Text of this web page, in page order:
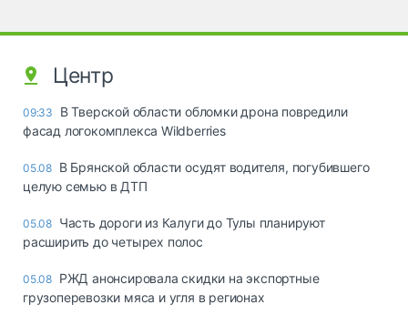
Центр
09:33
В Тверской области обломки дрона повредили
фасад логокомплекса Wildberries
05.08 В Брянской области осудят водителя, погубившего
целую семью в ДТП
05.08 Часть дороги из Калуги до Тулы планируют
расширить до четырех полос
05.08 РЖД анонсировала скидки на экспортные
грузоперевозки мяса и угля в регионах